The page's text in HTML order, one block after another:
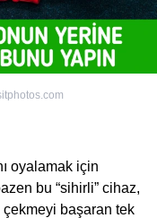
oyalamak için
bu “sihirli” cihaz,
başaran tek